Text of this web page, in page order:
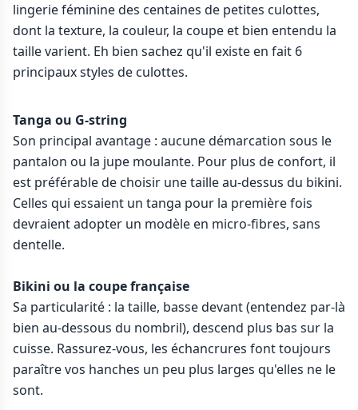
lingerie féminine des centaines de petites culottes,
dont la texture, la couleur, la coupe et bien entendu la
taille varient. Eh bien sachez qu'il existe en fait 6
principaux styles de culottes.
Tanga ou G-string
Son principal avantage : aucune démarcation sous le
pantalon ou la jupe moulante. Pour plus de confort, il
est préférable de choisir une taille au-dessus du bikini.
Celles qui essaient un tanga pour la première fois
devraient adopter un modèle en micro-fibres, sans
dentelle.
Bikini ou la coupe française
Sa particularité : la taille, basse devant (entendez par-là
bien au-dessous du nombril), descend plus bas sur la
cuisse. Rassurez-vous, les échancrures font toujours
paraître vos hanches un peu plus larges qu'elles ne le
sont.